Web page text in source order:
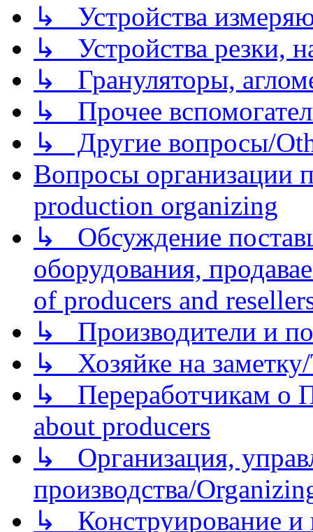
↳ Устройства
↳ Устройства резки,
↳ Грануляторы,
↳ Прочее
↳ Другие вопросы/
Вопросы организации
production organizing
↳ Обсуждение
оборудования,
of producers and
↳ Производители и
↳ Хозяйке на
↳ Переработчикам о
about producers
↳ Организация,
производства/
↳ Конструирование и